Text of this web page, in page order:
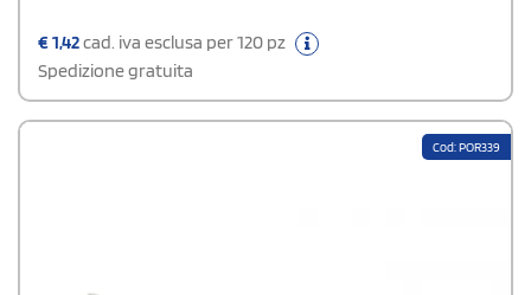
€1,42cad. iva esclusa per 120 pz
Spedizione gratuita
Cod: POR339